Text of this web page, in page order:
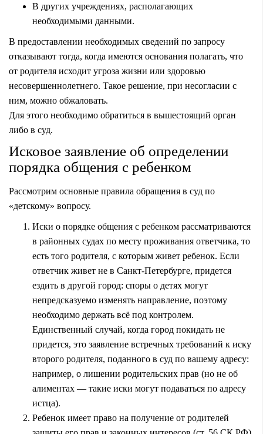
В других учреждениях, располагающих
необходимыми данными.
В предоставлении необходимых сведений по запросу
отказывают тогда, когда имеются основания полагать, что
от родителя исходит угроза жизни или здоровью
несовершеннолетнего. Такое решение, при несогласии с
ним, можно обжаловать.
Для этого необходимо обратиться в вышестоящий орган
либо в суд.
Исковое заявление об определении
порядка общения с ребенком
Рассмотрим основные правила обращения в суд по
«детскому» вопросу.
Иски о порядке общения с ребенком рассматриваются
в районных судах по месту проживания ответчика, то
есть того родителя, с которым живет ребенок. Если
ответчик живет не в Санкт-Петербурге, придется
ездить в другой город: споры о детях могут
непредсказуемо изменять направление, поэтому
необходимо держать всё под контролем.
Единственный случай, когда город покидать не
придется, это заявление встречных требований к иску
второго родителя, поданного в суд по вашему адресу:
например, о лишении родительских прав (но не об
алиментах — такие иски могут подаваться по адресу
истца).
Ребенок имеет право на получение от родителей